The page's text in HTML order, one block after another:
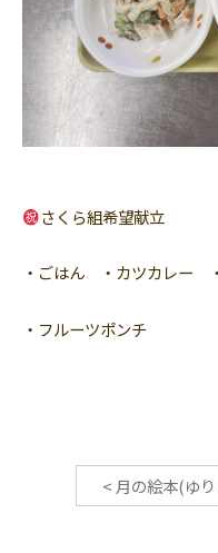
さくら組希望献立
・ごはん ・カツカレー
・フルーツポンチ
< 月の絵本(ゆ